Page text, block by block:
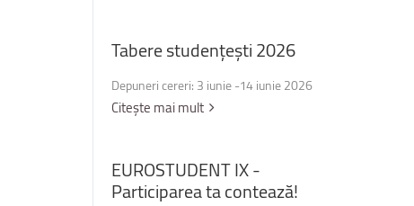
Taberestudențești2026
Depuneri cereri: 3 iunie -14 iunie 2026
Citește mai mult
EUROSTUDENTIX-
Participareatacontează!